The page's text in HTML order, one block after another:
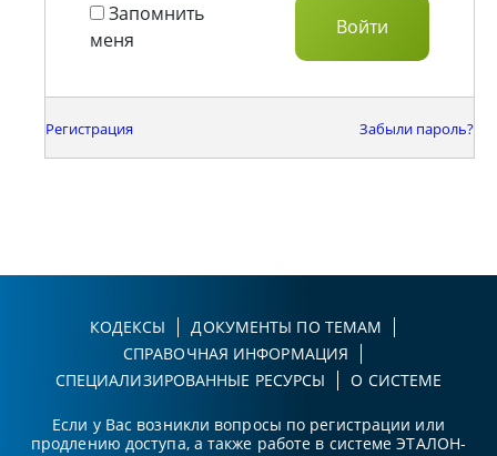
Запомнить
меня
Регистрация Забыли пароль?
КОДЕКСЫ
ДОКУМЕНТЫ ПО ТЕМАМ
СПРАВОЧНАЯ ИНФОРМАЦИЯ
СПЕЦИАЛИЗИРОВАННЫЕ РЕСУРСЫ
О СИСТЕМЕ
Если у Вас возникли вопросы по регистрации или
продлению доступа, а также работе в системе ЭТАЛОН-